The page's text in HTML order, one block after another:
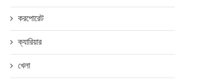
করপোরেট
ক্যারিয়ার
খেলা